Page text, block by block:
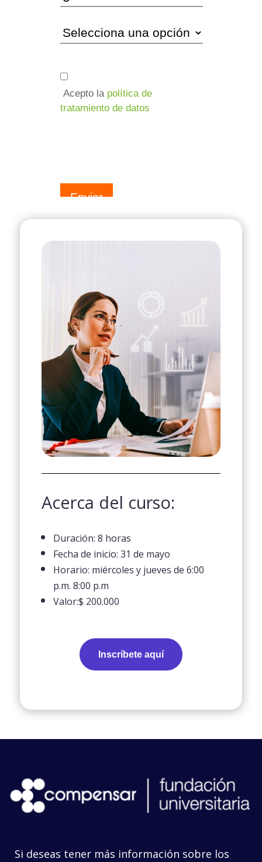
Acerca del curso:
Duración: 8 horas
Fecha de inicio: 31 de mayo
Horario: miércoles y jueves de 6:00
p.m. 8:00 p.m
Valor:$ 200.000
Inscríbete aquí
Si deseas tener más información sobre los